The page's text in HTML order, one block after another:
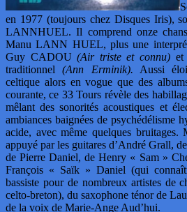
en 1977 (toujours chez Disques Iris),
LANNHUEL. Il comprend onze
Manu LANN HUEL, plus une
Guy CADOU(Air triste et connu) et
traditionnel(Ann Erminik). Aussi
celtique alors en vogue que des
courante, ce 33 Tours révèle des
mêlant des sonorités acoustiques et
ambiances baignées de psychédélisme
acide, avec même quelques
appuyé par les guitares d’André Grall,
de Pierre Daniel, de Henry « Sam »
François « Saïk » Daniel (qui
bassiste pour de nombreux artistes de
celto-breton), du saxophone ténor de
de la voix de Marie-Ange Aud’hui.